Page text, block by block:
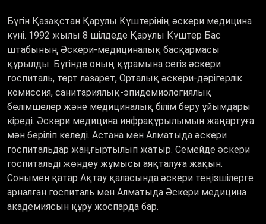
Бүгін Қазақстан Қарулы Күштерінің әскери медицина
күні. 1992 жылы 8 шілдеде Қарулы Күштер Бас
штабының Әскери-медициналық басқармасы
құрылды. Бүгінде оның құрамына сегіз әскери
госпиталь, төрт лазарет, Орталық әскери-дәрігерлік
комиссия, санитариялық-эпидемиологиялық
бөлімшелер және медициналық білім беру ұйымдары
кіреді. Әскери медицина инфрақұрылымын жаңартуға
мән беріліп келеді. Астана мен Алматыда әскери
госпитальдар жаңғыртылып жатыр. Семейде әскери
госпитальді жөндеу жұмысы аяқталуға жақын.
Сонымен қатар Ақтау қаласында әскери теңізшілерге
арналған госпиталь мен Алматыда Әскери медицина
академиясын құру жоспарда бар.